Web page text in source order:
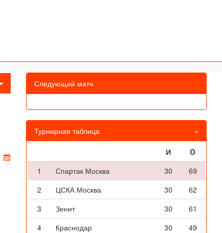
Следующий матч
Турнирная таблица »
И
O
1
Спартак Москва 30
69
2
ЦСКА Москва 30
62
3
Зенит 30
61
4
Краснодар 30
49